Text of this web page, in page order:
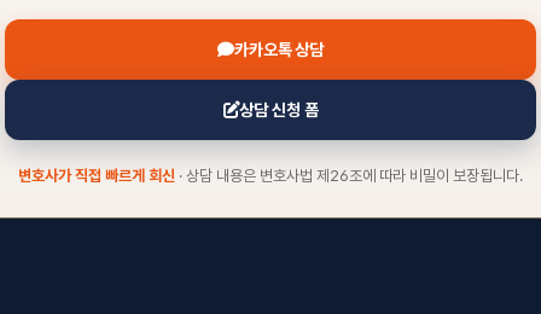
카카오톡 상담
상담 신청 폼
변호사가 직접 빠르게 회신 · 상담 내용은 변호사법 제26조에 따라 비밀이 보장됩니다.